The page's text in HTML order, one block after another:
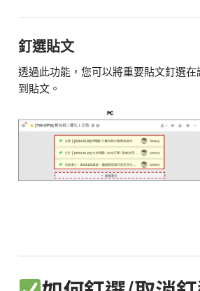
釘選貼文
透過此功能，您可以將重要貼文釘選
到貼文。